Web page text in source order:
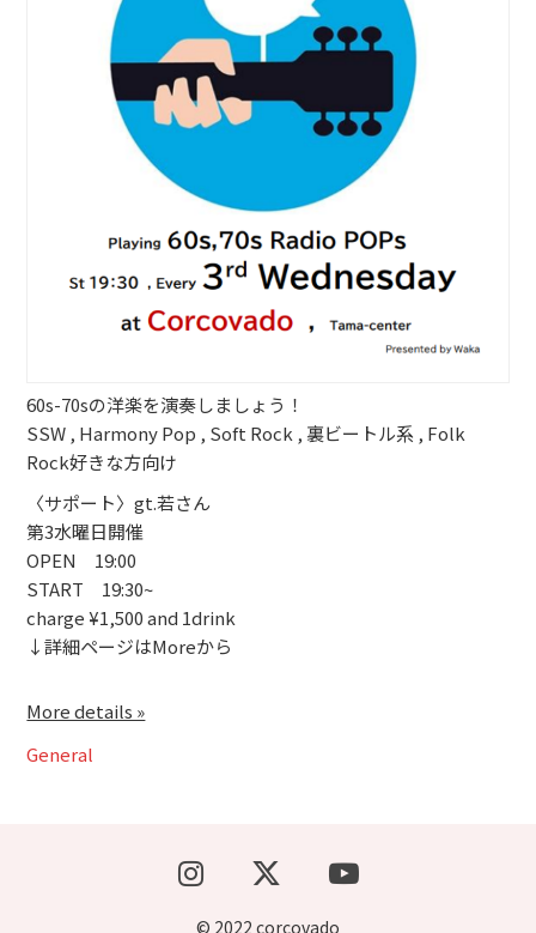
初心者POPS
60s-70sの洋楽を演奏しましょう！
SSW , Harmony Pop , Soft Rock , 裏ビートル系 , Folk
Rock好きな方向け
〈サポート〉gt.若さん
第3水曜日開催
OPEN 19:00
START 19:30~
charge ¥1,500 and 1drink
↓詳細ページはMoreから
More details »
General
© 2022 corcovado